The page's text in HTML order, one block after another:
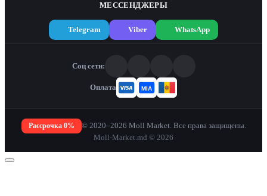
МЕССЕНДЖЕРЫ
Telegram Viber WhatsApp
Соц сети:
Оплата
Рассрочка 0%
© 2020–2026 Moll Market. Все права защищены.
Moll-Market.md © 2026